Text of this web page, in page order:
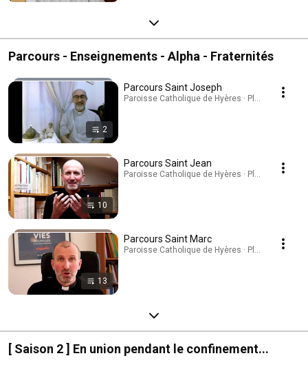
Parcours - Enseignements - Alpha - Fraternités
2
Parcours Saint Joseph
Paroisse Catholique de Hyères · Playlist
10
Parcours Saint Jean
Paroisse Catholique de Hyères · Playlist
13
Parcours Saint Marc
Paroisse Catholique de Hyères · Playlist
[ Saison 2 ] En union pendant le confinement...